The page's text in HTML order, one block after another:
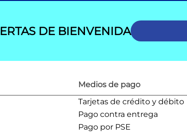
DE BIENVENIDA
Medios de pago
Tarjetas de crédito y débito
Pago contra entrega
Pago por PSE